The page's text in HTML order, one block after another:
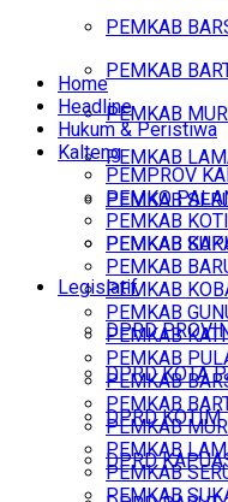
PEMKAB
PEMKAB
PEMKAB
PEMKAB
PEMKAB
PEMKAB
Legislatif
DPRD
DPRD KOTA
DPRD KOTIM
DPRD
Home
Headline
Hukum & Peristiwa
Kalteng
PEMPROV
PEMKO
PEMKAB
PEMKAB
PEMKAB
PEMKAB
PEMKAB
PEMKAB
PEMKAB
PEMKAB
PEMKAB
PEMKAB
PEMKAB
PEMKAB
PEMKAB